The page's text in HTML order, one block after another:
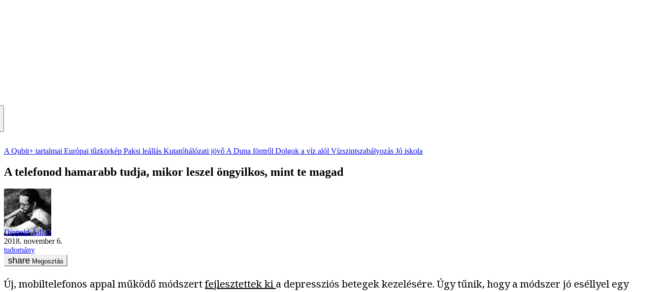
A Qubit+ tartalmai Európai tűzkörkép Paksi leállás Kutatóhálózati jövő A Duna föntről Dolgok a víz alól Vízszintszabályozás Jó iskola
A telefonod hamarabb tudja, mikor leszel öngyilkos, mint te magad
Dippold Ádám
2018. november 6.
tudomány
Megosztás
Új, mobiltelefonos appal működő módszertfejlesztettek ki a depressziós betegek kezelésére. Úgy tűnik, hogy a módszer jó eséllyel egy